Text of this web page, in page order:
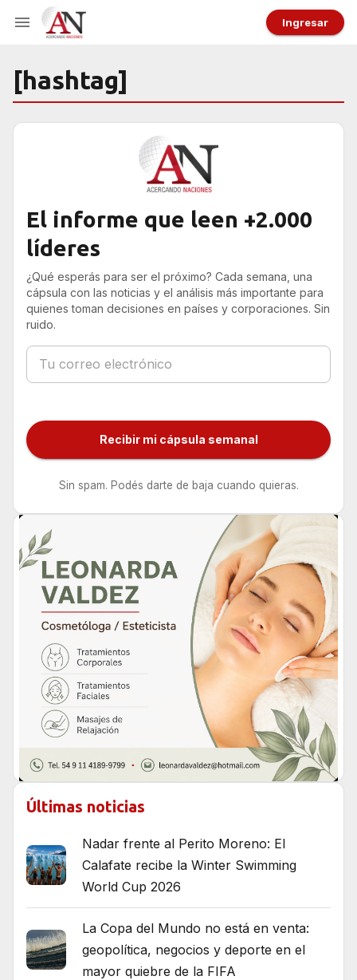
Ingresar
[hashtag]
El informe que leen +2.000
líderes
¿Qué esperás para ser el próximo? Cada semana, una
cápsula con las noticias y el análisis más importante para
quienes toman decisiones en países y corporaciones. Sin
ruido.
Recibir mi cápsula semanal
Sin spam. Podés darte de baja cuando quieras.
Últimas noticias
Nadar frente al Perito Moreno: El
Calafate recibe la Winter Swimming
World Cup 2026
La Copa del Mundo no está en venta:
geopolítica, negocios y deporte en el
mayor quiebre de la FIFA